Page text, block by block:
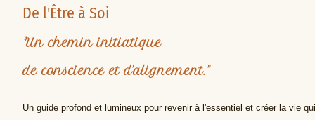
De l'Être à Soi
"Un chemin initiatique
de conscience et d'alignement."
Un guide profond et lumineux pour revenir à l'essentiel et créer la vie qui